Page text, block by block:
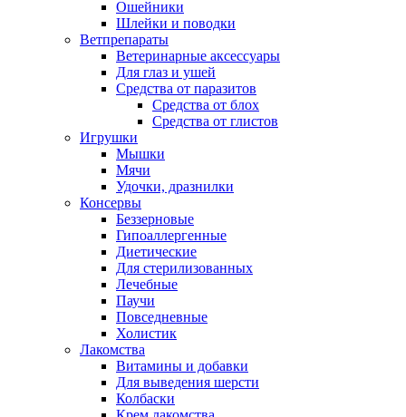
Ошейники
Шлейки и поводки
Ветпрепараты
Ветеринарные аксессуары
Для глаз и ушей
Средства от паразитов
Средства от блох
Средства от глистов
Игрушки
Мышки
Мячи
Удочки, дразнилки
Консервы
Беззерновые
Гипоаллергенные
Диетические
Для стерилизованных
Лечебные
Паучи
Повседневные
Холистик
Лакомства
Витамины и добавки
Для выведения шерсти
Колбаски